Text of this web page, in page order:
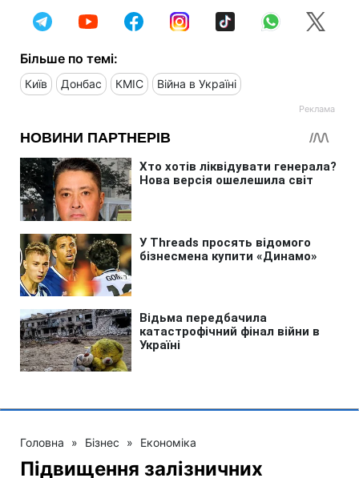
Більше по темі:
Київ Донбас КМІС Війна в Україні
Головна » Бізнес » Економіка
Підвищення залізничних